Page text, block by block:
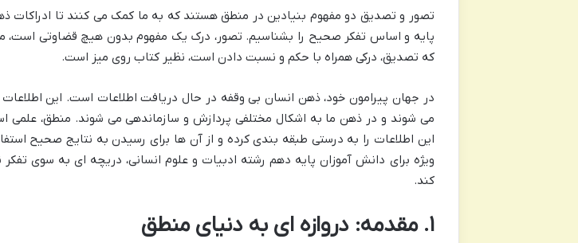
تصور و تصدیق دو مفهوم بنیادین در منطق هستند که به ما کمک می کنند تا ادراکات
پایه و اساس تفکر صحیح را بشناسیم. تصور، درک یک مفهوم بدون هیچ قضاوتی است،
که تصدیق، درکی همراه با حکم و نسبت دادن است، نظیر کتاب روی میز است.
در جهان پیرامون خود، ذهن انسان بی وقفه در حال دریافت اطلاعات است. این
می شوند و در ذهن ما به اشکال مختلفی پردازش و سازماندهی می شوند. منطق، علمی
این اطلاعات را به درستی طبقه بندی کرده و از آن ها برای رسیدن به نتایج صحیح
ویژه برای دانش آموزان پایه دهم رشته ادبیات و علوم انسانی، دریچه ای به سوی تفکر
کند.
۱. مقدمه: دروازه ای به دنیای منطق